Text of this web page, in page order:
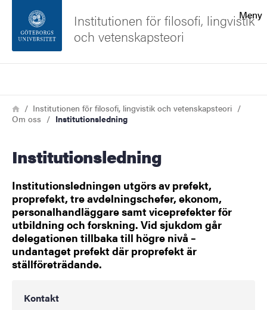
Sidfoten
Om webbplatsen
Meny
Institutionen för filosofi, lingvistik
och vetenskapsteori
Länkstig
HemInstitutionen för filosofi, lingvistik och vetenskapsteori
Om oss
Institutionsledning
Institutionsledning
Institutionsledningen utgörs av prefekt,
proprefekt, tre avdelningschefer, ekonom,
personalhandläggare samt viceprefekter för
utbildning och forskning. Vid sjukdom går
delegationen tillbaka till högre nivå –
undantaget prefekt där proprefekt är
ställföreträdande.
Kontakt